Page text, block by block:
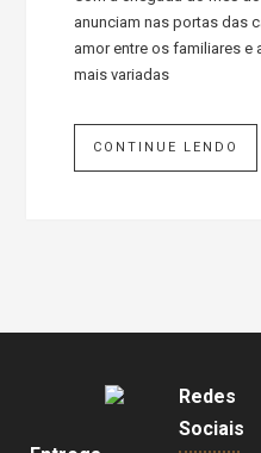
anunciam nas portas das
amor entre os familiares e
mais variadas
CONTINUE LENDO
Redes
Sociais